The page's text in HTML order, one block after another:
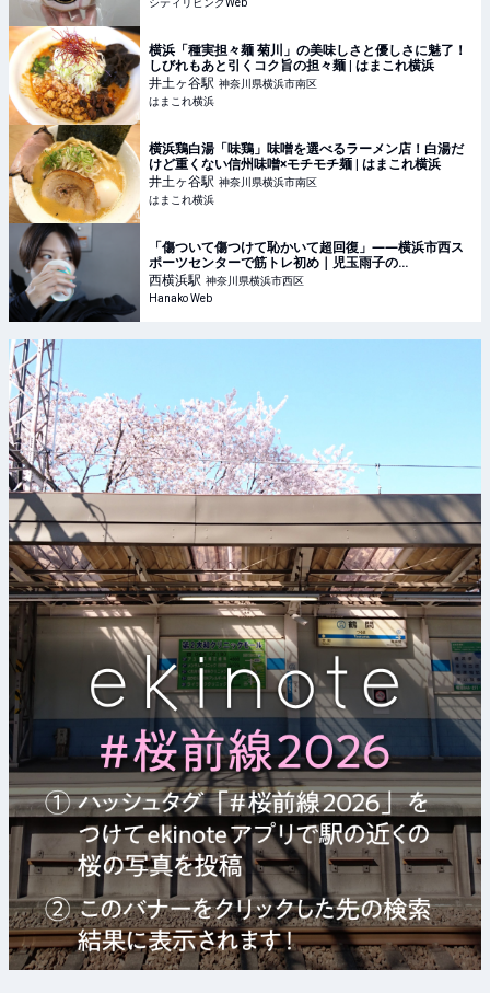
シティリビングWeb
横浜「種実担々麺 菊川」の美味しさと優しさに魅了！
しびれもあと引くコク旨の担々麺 | はまこれ横浜
井土ヶ谷駅 神奈川県横浜市南区
はまこれ横浜
横浜鶏白湯「味鶏」味噌を選べるラーメン店！白湯だ
けど重くない信州味噌×モチモチ麺 | はまこれ横浜
井土ヶ谷駅 神奈川県横浜市南区
はまこれ横浜
「傷ついて傷つけて恥かいて超回復」――横浜市西ス
ポーツセンターで筋トレ初め｜児玉雨子の
KANAGAWA探訪＃18
西横浜駅 神奈川県横浜市西区
Hanako Web